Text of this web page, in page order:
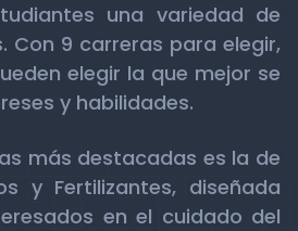
una variedad de
Con 9 carreras para elegir,
elegir la que mejor se
y habilidades.
más destacadas es la de
y Fertilizantes, diseñada
en el cuidado del